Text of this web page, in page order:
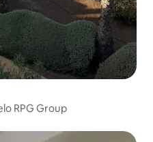
RPG Group